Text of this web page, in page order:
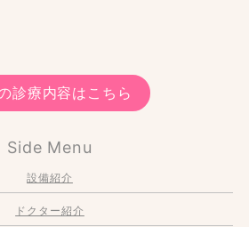
診療内容はこちら
Side Menu
設備紹介
ドクター紹介